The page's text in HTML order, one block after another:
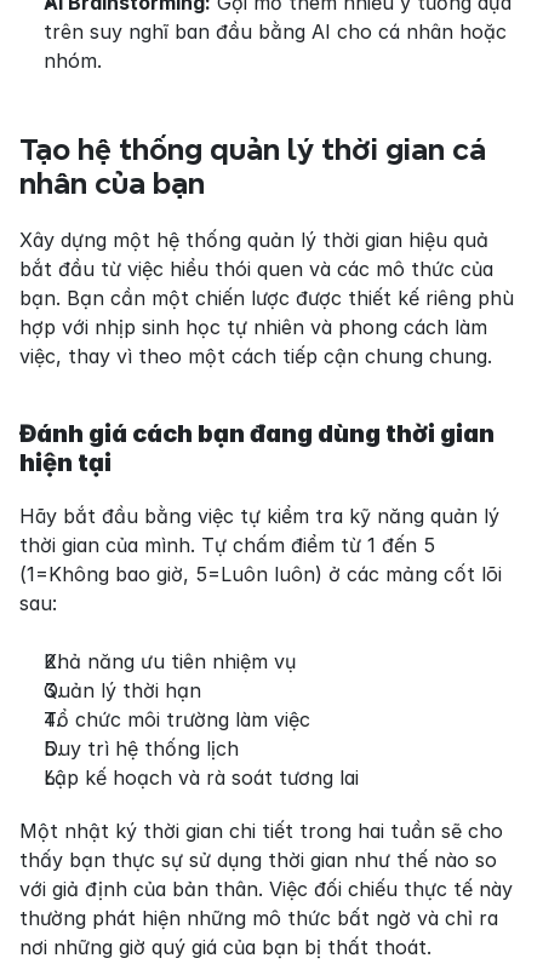
trên suy nghĩ ban đầu bằng AI cho cá nhân hoặc
nhóm.
Tạo hệ thống quản lý thời gian cá
nhân của bạn
Xây dựng một hệ thống quản lý thời gian hiệu quả
bắt đầu từ việc hiểu thói quen và các mô thức của
bạn. Bạn cần một chiến lược được thiết kế riêng phù
hợp với nhịp sinh học tự nhiên và phong cách làm
việc, thay vì theo một cách tiếp cận chung chung.
Đánh giá cách bạn đang dùng thời gian
hiện tại
Hãy bắt đầu bằng việc tự kiểm tra kỹ năng quản lý
thời gian của mình. Tự chấm điểm từ 1 đến 5
(1=Không bao giờ, 5=Luôn luôn) ở các mảng cốt lõi
sau:
Khả năng ưu tiên nhiệm vụ
Quản lý thời hạn
Tổ chức môi trường làm việc
Duy trì hệ thống lịch
Lập kế hoạch và rà soát tương lai
Một nhật ký thời gian chi tiết trong hai tuần sẽ cho
thấy bạn thực sự sử dụng thời gian như thế nào so
với giả định của bản thân. Việc đối chiếu thực tế này
thường phát hiện những mô thức bất ngờ và chỉ ra
nơi những giờ quý giá của bạn bị thất thoát.